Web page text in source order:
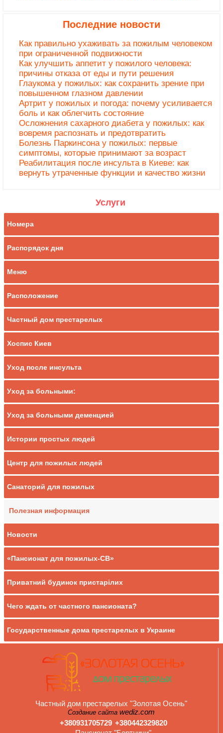
Последние новости
Как правильно ухаживать за пожилым человеком
при ограниченной подвижности
Как улучшить аппетит у пожилого человека:
причины отказа от еды и пути решения
Глаукома у пожилых: как сохранить зрение при
повышенном глазном давлении
Артрит у пожилых и погода: почему усиливается
боль и как облегчить состояние
Осложнения сахарного диабета у пожилых: как
вовремя распознать и предотвратить
Болезнь Паркинсона у пожилых: первые
симптомы, которые принимают за возраст
Реабилитация после инсульта в Киеве: как
вернуть утраченные функции и качество жизни
Услуги
Номера
Распорядок дня
Меню
Расположение
Частный дом престарелых
Хоспис Киев
Уход после инсульта
Уход за больными:
Уход за больными деменцией
Истории простых людей
Центр для пожилых людей
Санаторий для пожилых
Полезная информация
Новости
«Пансионат для пожилых-СВ»
Приватний будинок пристарілих
Чего ждать от частного пансионата?
Государственные дома престарелых в Украине
Частный дом престарелых "Золотая Осень"
Создание сайта wediz.com
+380931705729 +380442329820